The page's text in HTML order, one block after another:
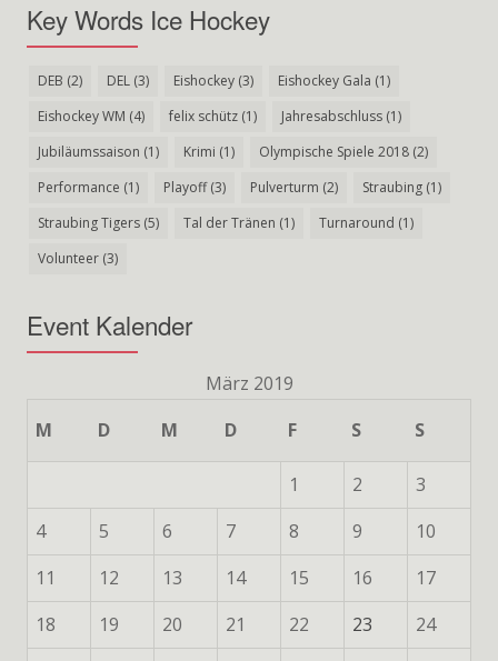
Key Words Ice Hockey
DEB (2) DEL (3) Eishockey (3) Eishockey Gala (1)
Eishockey WM (4) felix schütz (1) Jahresabschluss (1)
Jubiläumssaison (1) Krimi (1) Olympische Spiele 2018 (2)
Performance (1) Playoff(3) Pulverturm (2) Straubing (1)
Straubing Tigers (5) Tal der Tränen (1) Turnaround (1)
Volunteer (3)
Event Kalender
März 2019
M
D M D F S S
1 2
3
4
5 6 7 8 9
10
11
12 13 14 15 16
17
18
19 20 21 22 23
24